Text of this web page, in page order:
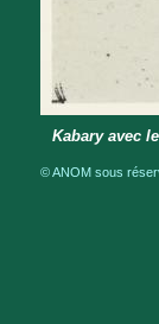
Kabary avec
© ANOM sous